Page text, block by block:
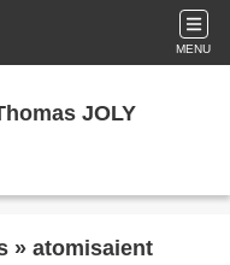
MENU
JOLY
» atomisaient